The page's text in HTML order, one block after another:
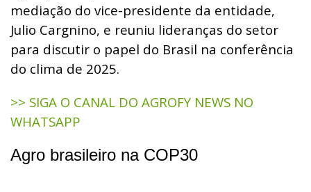
mediação do vice-presidente da entidade,
Julio Cargnino, e reuniu lideranças do setor
para discutir o papel do Brasil na conferência
do clima de 2025.
>> SIGA O CANAL DO AGROFY NEWS NO
WHATSAPP
Agro brasileiro na COP30